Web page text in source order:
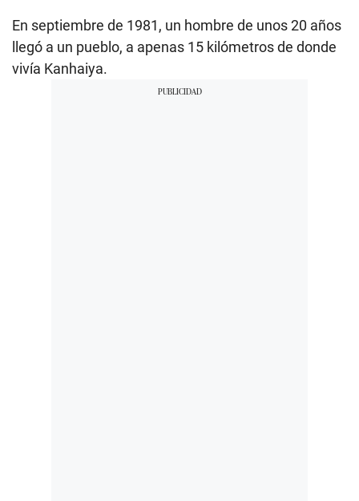
En septiembre de 1981, un hombre de unos 20 años
llegó a un pueblo, a apenas 15 kilómetros de donde
vivía Kanhaiya.